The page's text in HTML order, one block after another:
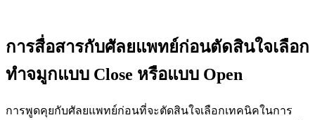
การสื่อสารกับศัลยแพทย์ก่อนตัดสินใจเลือก
ทำจมูกแบบ Close หรือแบบ Open
การพูดคุยกับศัลยแพทย์ก่อนที่จะตัดสินใจเลือกเทคนิคในการ